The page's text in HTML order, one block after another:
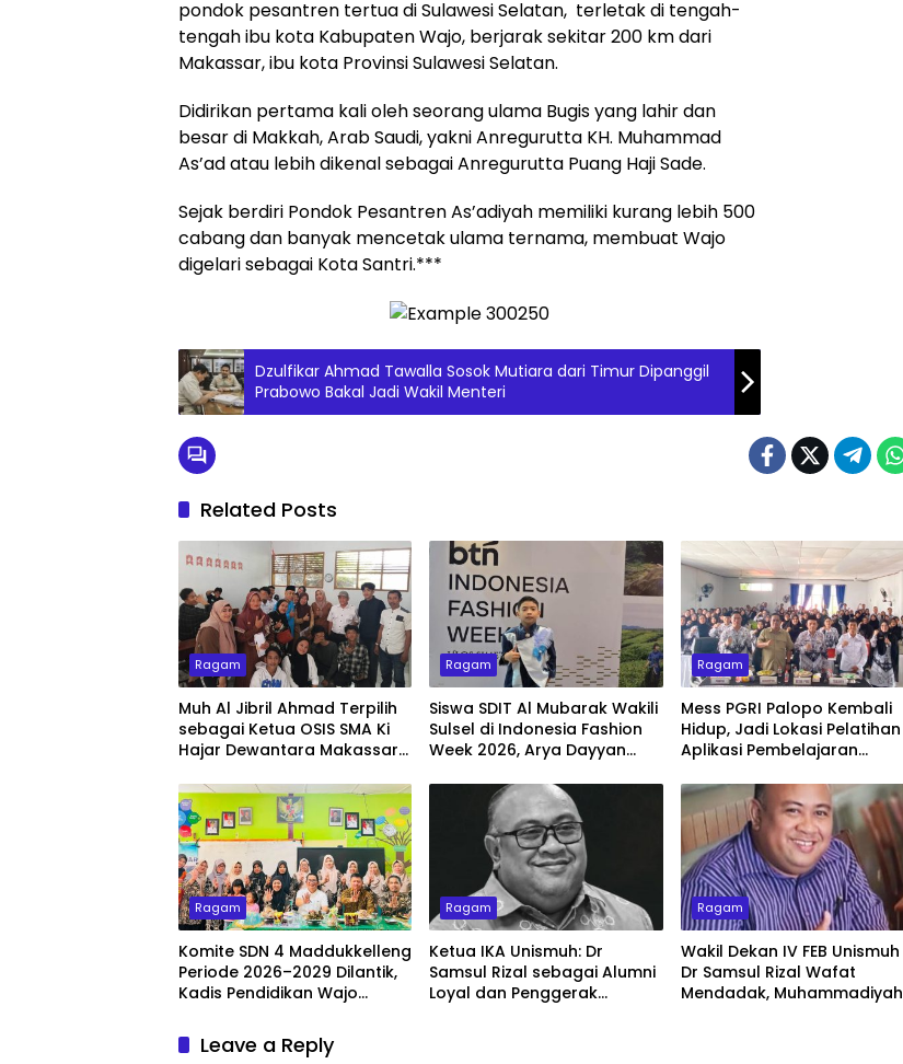
pondok pesantren tertua di Sulawesi Selatan, terletak di tengah-
tengah ibu kota Kabupaten Wajo, berjarak sekitar 200 km dari
Makassar, ibu kota Provinsi Sulawesi Selatan.
Didirikan pertama kali oleh seorang ulama Bugis yang lahir dan
besar di Makkah, Arab Saudi, yakni Anregurutta KH. Muhammad
As’ad atau lebih dikenal sebagai Anregurutta Puang Haji Sade.
Sejak berdiri Pondok Pesantren As’adiyah memiliki kurang lebih 500
cabang dan banyak mencetak ulama ternama, membuat Wajo
digelari sebagai Kota Santri.***
Dzulfikar Ahmad Tawalla Sosok Mutiara dari Timur Dipanggil
Prabowo Bakal Jadi Wakil Menteri
Related Posts
Ragam
Muh Al Jibril Ahmad Terpilih
sebagai Ketua OSIS SMA Ki
Hajar Dewantara Makassar
Ragam
Siswa SDIT Al Mubarak Wakili
Sulsel di Indonesia Fashion
Week 2026, Arya Dayyan
Busana Ulos Simetria
Ragam
Mess PGRI Palopo Kembali
Hidup, Jadi Lokasi Pelatihan
Aplikasi Pembelajaran
Ragam
Komite SDN 4 Maddukkelleng
Periode 2026–2029 Dilantik,
Kadis Pendidikan Wajo
Pendidikan
Ragam
Ketua IKA Unismuh: Dr
Samsul Rizal sebagai Alumni
Loyal dan Penggerak
Ragam
Wakil Dekan IV FEB Unismuh
Dr Samsul Rizal Wafat
Mendadak, Muhammadiyah
Leave a Reply